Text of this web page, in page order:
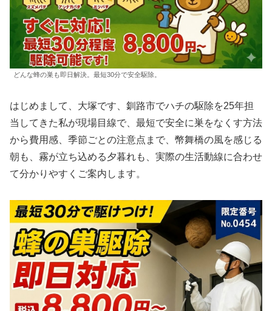
どんな蜂の巣も即日解決。最短30分で安全駆除。
はじめまして、大塚です、釧路市でハチの駆除を25年担
当してきた私が現場目線で、最短で安全に巣をなくす方法
から費用感、季節ごとの注意点まで、幣舞橋の風を感じる
朝も、霧が立ち込める夕暮れも、実際の生活動線に合わせ
て分かりやすくご案内します。